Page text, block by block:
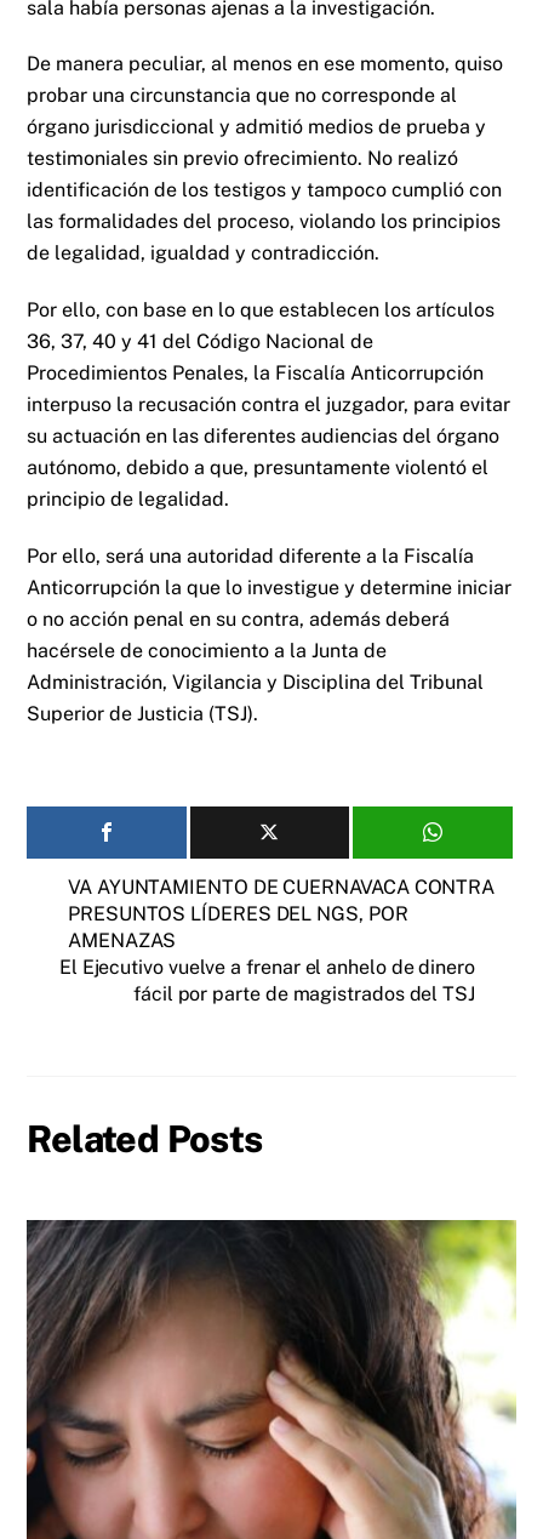
sala había personas ajenas a la investigación.
De manera peculiar, al menos en ese momento, quiso
probar una circunstancia que no corresponde al
órgano jurisdiccional y admitió medios de prueba y
testimoniales sin previo ofrecimiento. No realizó
identificación de los testigos y tampoco cumplió con
las formalidades del proceso, violando los principios
de legalidad, igualdad y contradicción.
Por ello, con base en lo que establecen los artículos
36, 37, 40 y 41 del Código Nacional de
Procedimientos Penales, la Fiscalía Anticorrupción
interpuso la recusación contra el juzgador, para evitar
su actuación en las diferentes audiencias del órgano
autónomo, debido a que, presuntamente violentó el
principio de legalidad.
Por ello, será una autoridad diferente a la Fiscalía
Anticorrupción la que lo investigue y determine iniciar
o no acción penal en su contra, además deberá
hacérsele de conocimiento a la Junta de
Administración, Vigilancia y Disciplina del Tribunal
Superior de Justicia (TSJ).
VA AYUNTAMIENTO DE CUERNAVACA CONTRA
PRESUNTOS LÍDERES DEL NGS, POR
AMENAZAS
El Ejecutivo vuelve a frenar el anhelo de dinero
fácil por parte de magistrados del TSJ
Related Posts